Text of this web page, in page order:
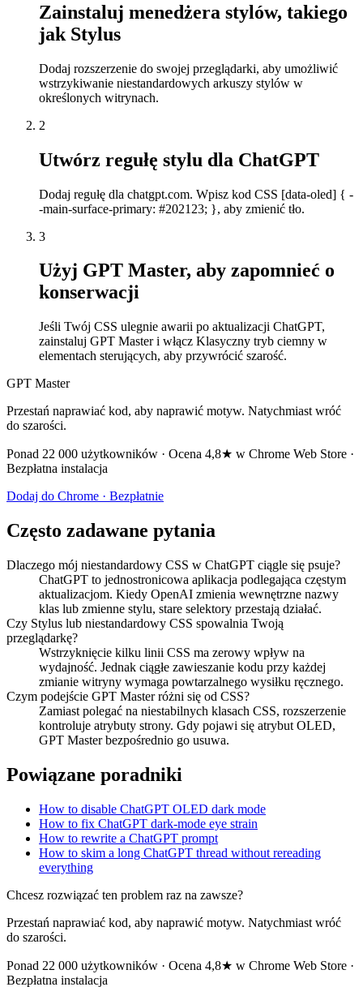
Zainstaluj menedżera stylów, takiego
jak Stylus
Dodaj rozszerzenie do swojej przeglądarki, aby umożliwić
wstrzykiwanie niestandardowych arkuszy stylów w
określonych witrynach.
2
Utwórz regułę stylu dla ChatGPT
Dodaj regułę dla chatgpt.com. Wpisz kod CSS [data-oled] { -
-main-surface-primary: #202123; }, aby zmienić tło.
3
Użyj GPT Master, aby zapomnieć o
konserwacji
Jeśli Twój CSS ulegnie awarii po aktualizacji ChatGPT,
zainstaluj GPT Master i włącz Klasyczny tryb ciemny w
elementach sterujących, aby przywrócić szarość.
GPT Master
Przestań naprawiać kod, aby naprawić motyw. Natychmiast wróć
do szarości.
Ponad 22 000 użytkowników · Ocena 4,8★ w Chrome Web Store ·
Bezpłatna instalacja
Dodaj do Chrome · Bezpłatnie
Często zadawane pytania
Dlaczego mój niestandardowy CSS w ChatGPT ciągle się psuje?
ChatGPT to jednostronicowa aplikacja podlegająca częstym
aktualizacjom. Kiedy OpenAI zmienia wewnętrzne nazwy
klas lub zmienne stylu, stare selektory przestają działać.
Czy Stylus lub niestandardowy CSS spowalnia Twoją
przeglądarkę?
Wstrzyknięcie kilku linii CSS ma zerowy wpływ na
wydajność. Jednak ciągłe zawieszanie kodu przy każdej
zmianie witryny wymaga powtarzalnego wysiłku ręcznego.
Czym podejście GPT Master różni się od CSS?
Zamiast polegać na niestabilnych klasach CSS, rozszerzenie
kontroluje atrybuty strony. Gdy pojawi się atrybut OLED,
GPT Master bezpośrednio go usuwa.
Powiązane poradniki
How to disable ChatGPT OLED dark mode
How to fix ChatGPT dark-mode eye strain
How to rewrite a ChatGPT prompt
How to skim a long ChatGPT thread without rereading
everything
Chcesz rozwiązać ten problem raz na zawsze?
Przestań naprawiać kod, aby naprawić motyw. Natychmiast wróć
do szarości.
Ponad 22 000 użytkowników · Ocena 4,8★ w Chrome Web Store ·
Bezpłatna instalacja